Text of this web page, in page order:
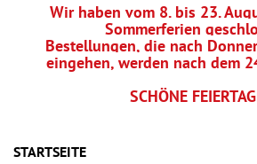
Wir haben vom 8. bis 23.
Sommerferien
Bestellungen, die nach
eingehen, werden nach dem
SCHÖNE
STARTSEITE